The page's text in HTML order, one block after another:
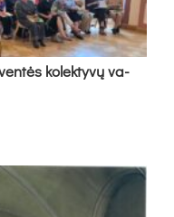
ko­lek­ty­vų va­